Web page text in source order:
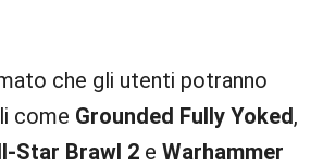
che gli utenti potranno
come Grounded Fully Yoked,
Star Brawl 2 e Warhammer